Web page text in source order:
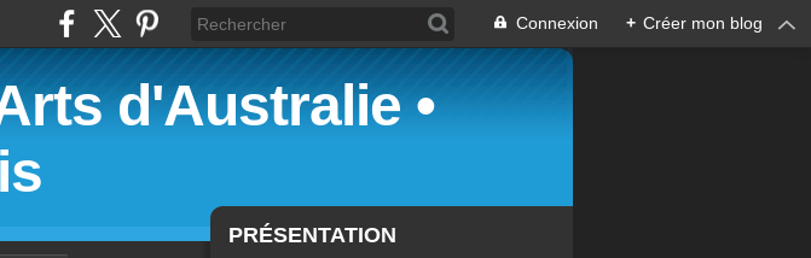
Connexion + Créer mon blog
d'Australie •
PRÉSENTATION